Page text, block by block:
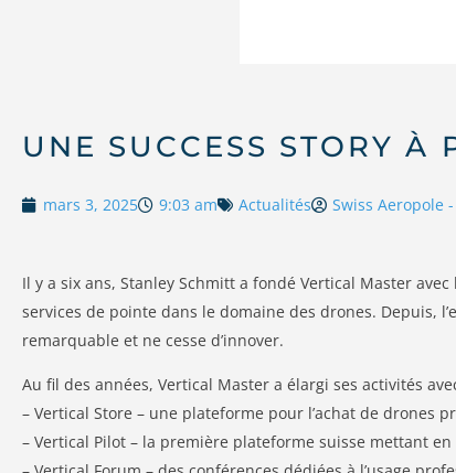
UNE SUCCESS STORY À
mars 3, 2025 9:03 am Actualités Swiss Aeropole
Il y a six ans, Stanley Schmitt a fondé Vertical Master
services de pointe dans le domaine des drones. Depuis,
remarquable et ne cesse d’innover.
Au fil des années, Vertical Master a élargi ses activités
– Vertical Store – une plateforme pour l’achat de drones
– Vertical Pilot – la première plateforme suisse mettant